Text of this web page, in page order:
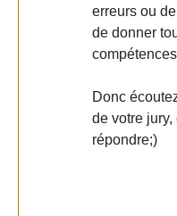
erreurs ou
de donner
Donc
de votre jury,
répondre;)